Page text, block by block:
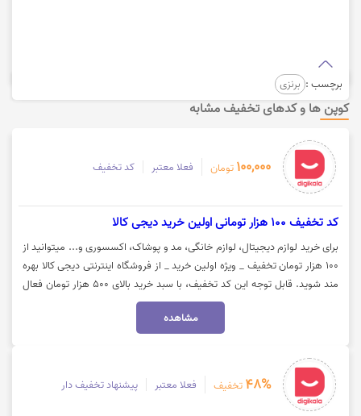
برچسب : برنزی
کوپن ها و کدهای تخفیف مشابه
100,000 تومان فعلا معتبر کد تخفیف
کد تخفیف 100 هزار تومانی اولین خرید دیجی کالا
برای خرید لوازم دیجیتال، لوازم خانگی، مد و پوشاک، اکسسوری و... میتوانید از
100 هزار تومان تخفیف _ ویژه اولین خرید _ از فروشگاه اینترنتی دیجی کالا بهره
مند شوید. قابل توجه این کد تخفیف، با سبد خرید بالای 500 هزار تومان فعال
می‌شود. جهت استفاده از تخفیف روی گزینه "خرید کنید" کلیک نمایید.
مشاهده
48% تخفیف فعلا معتبر پیشنهاد تخفیف دار